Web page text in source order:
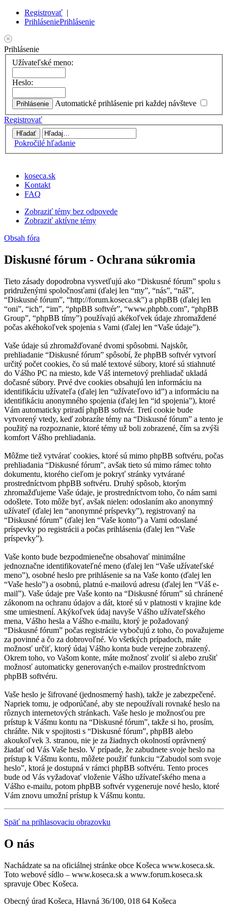
Registrovať |
PrihláseniePrihlásenie
Prihlásenie
Užívateľské meno:
Heslo:
Automatické prihlásenie pri každej návšteve
Registrovať
Pokročilé hľadanie
koseca.sk
Kontakt
FAQ
Zobraziť témy bez odpovede
Zobraziť aktívne témy
Obsah fóra
Diskusné fórum - Ochrana súkromia
Tieto zásady dopodrobna vysvetľujú ako “Diskusné fórum” spolu s
pridruženými spoločnosťami (ďalej len “my”, “nás”, “náš”,
“Diskusné fórum”, “http://forum.koseca.sk”) a phpBB (ďalej len
“oni”, “ich”, “im”, “phpBB softvér”, “www.phpbb.com”, “phpBB
Group”, “phpBB tímy”) používajú akékoľvek údaje zhromaždené
počas akéhokoľvek spojenia s Vami (ďalej len “Vaše údaje”).
Vaše údaje sú zhromažďované dvomi spôsobmi. Najskôr,
prehliadanie “Diskusné fórum” spôsobí, že phpBB softvér vytvorí
určitý počet cookies, čo sú malé textové súbory, ktoré sú stiahnuté
do Vášho PC na miesto, kde Váš internetový prehliadač ukladá
dočasné súbory. Prvé dve cookies obsahujú len informáciu na
identifikáciu užívateľa (ďalej len “užívateľovo id”) a informáciu na
identifikáciu anonymného spojenia (ďalej len “id spojenia”), ktoré
Vám automaticky priradí phpBB softvér. Tretí cookie bude
vytvorený vtedy, keď zobrazíte témy na “Diskusné fórum” a tento je
použitý na rozpoznanie, ktoré témy už boli zobrazené, čím sa zvýši
komfort Vášho prehliadania.
Môžme tiež vytvárať cookies, ktoré sú mimo phpBB softvéru, počas
prehliadania “Diskusné fórum”, avšak tieto sú mimo rámec tohto
dokumentu, ktorého cieľom je pokryť stránky vytvárané
prostredníctvom phpBB softvéru. Druhý spôsob, ktorým
zhromažďujeme Vaše údaje, je prostredníctvom toho, čo nám sami
odošlete. Toto môže byť, avšak nielen: odoslaním ako anonymný
užívateľ (ďalej len “anonymné príspevky”), registrovaný na
“Diskusné fórum” (ďalej len “Vaše konto”) a Vami odoslané
príspevky po registrácii a počas prihlásenia (ďalej len “Vaše
príspevky”).
Vaše konto bude bezpodmienečne obsahovať minimálne
jednoznačne identifikovateľné meno (ďalej len “Vaše užívateľské
meno”), osobné heslo pre prihlásenie sa na Vaše konto (ďalej len
“Vaše heslo”) a osobnú, platnú e-mailovú adresu (ďalej len “Váš e-
mail”). Vaše údaje pre Vaše konto na “Diskusné fórum” sú chránené
zákonom na ochranu údajov a dát, ktoré sú v platnosti v krajine kde
sme umiestnení. Akýkoľvek údaj navyše Vášho užívateľského
mena, Vášho hesla a Vášho e-mailu, ktorý je požadovaný
“Diskusné fórum” počas registrácie vybočujú z toho, čo považujeme
za povinné a čo za dobrovoľné. Vo všetkých prípadoch, máte
možnosť určiť, ktorý údaj Vášho konta bude verejne zobrazený.
Okrem toho, vo Vašom konte, máte možnosť zvoliť si alebo zrušiť
možnosť automaticky generovaných e-mailov prostredníctvom
phpBB softvéru.
Vaše heslo je šifrované (jednosmerný hash), takže je zabezpečené.
Napriek tomu, je odporúčané, aby ste nepoužívali rovnaké heslo na
rôznych internetových stránkach. Vaše heslo je možnosťou pre
prístup k Vášmu kontu na “Diskusné fórum”, takže si ho, prosím,
chráňte. Nik v spojitosti s “Diskusné fórum”, phpBB alebo
akoukoľvek 3. stranou, nie je za žiadnych okolností oprávnený
žiadať od Vás Vaše heslo. V prípade, že zabudnete svoje heslo na
prístup k Vášmu kontu, môžete použiť funkciu “Zabudol som svoje
heslo”, ktorá je dostupná v rámci phpBB softvéru. Tento proces
bude od Vás vyžadovať vloženie Vášho užívateľského mena a
Vášho e-mailu, potom phpBB softvér vygeneruje nové heslo, ktoré
Vám znovu umožní prístup k Vášmu kontu.
Späť na prihlasovaciu obrazovku
O nás
Nachádzate sa na oficiálnej stránke obce Košeca www.koseca.sk.
Toto webové sídlo – www.koseca.sk a www.forum.koseca.sk
spravuje Obec Košeca.
Obecný úrad Košeca, Hlavná 36/100, 018 64 Košeca